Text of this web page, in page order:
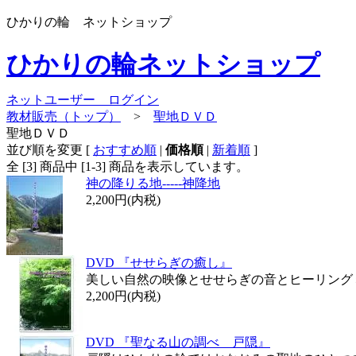
ひかりの輪 ネットショップ
ひかりの輪ネットショップ
ネットユーザー ログイン
教材販売（トップ）
> 聖地ＤＶＤ
聖地ＤＶＤ
並び順を変更 [ おすすめ順 | 価格順| 新着順 ]
全 [3] 商品中 [1-3] 商品を表示しています。
神の降りる地-----神降地
2,200円(内税)
DVD 『せせらぎの癒し』
美しい自然の映像とせせらぎの音とヒーリン
2,200円(内税)
DVD 『聖なる山の調べ 戸隠』